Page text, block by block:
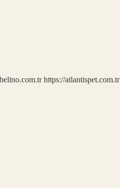
https://atlantispet.com.tr